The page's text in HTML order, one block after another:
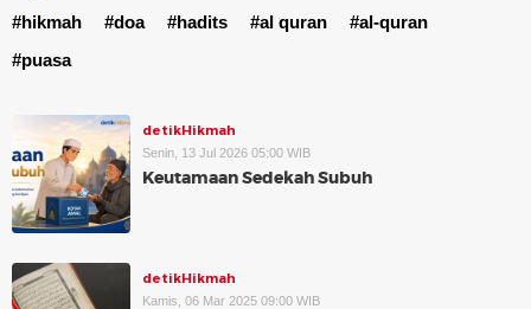
#hikmah #doa #hadits #al quran
#al-quran
#puasa
detikHikmah
Senin, 13 Jul 2026 05:00 WIB
Keutamaan Sedekah Subuh
detikHikmah
Kamis, 06 Mar 2025 09:00 WIB